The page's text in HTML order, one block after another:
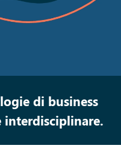
di business
interdisciplinare.